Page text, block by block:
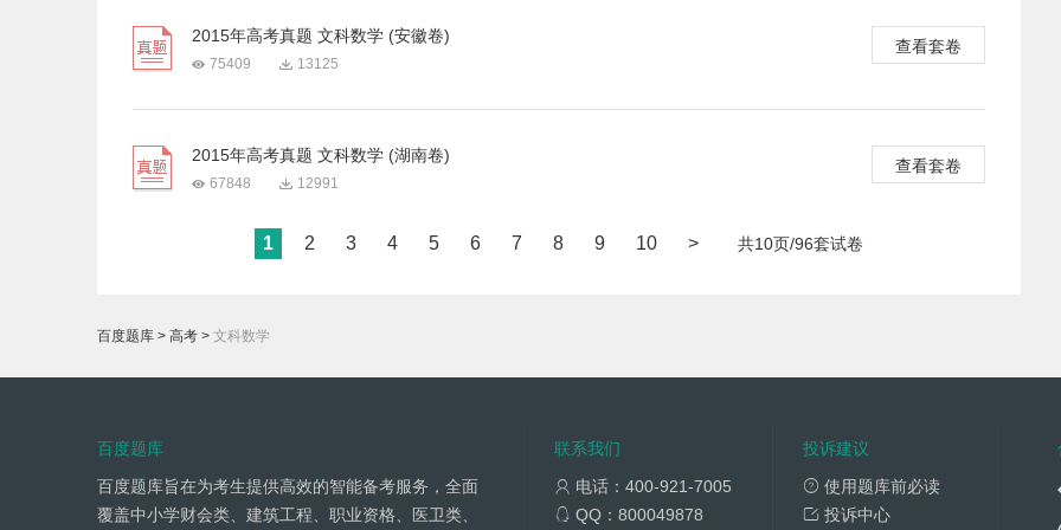
2015年高考真题 文科数学 (安徽卷)
75409 13125
查看套卷
2015年高考真题 文科数学 (湖南卷)
67848 12991
查看套卷
1 2 3 4 5 6 7 8 9 10 > 共10页/96套试卷
百度题库 > 高考 > 文科数学
百度题库
百度题库旨在为考生提供高效的智能备考服务，全面
覆盖中小学财会类、建筑工程、职业资格、医卫类、
联系我们
电话：400-921-7005
QQ：800049878
投诉建议
使用题库前必读
投诉中心